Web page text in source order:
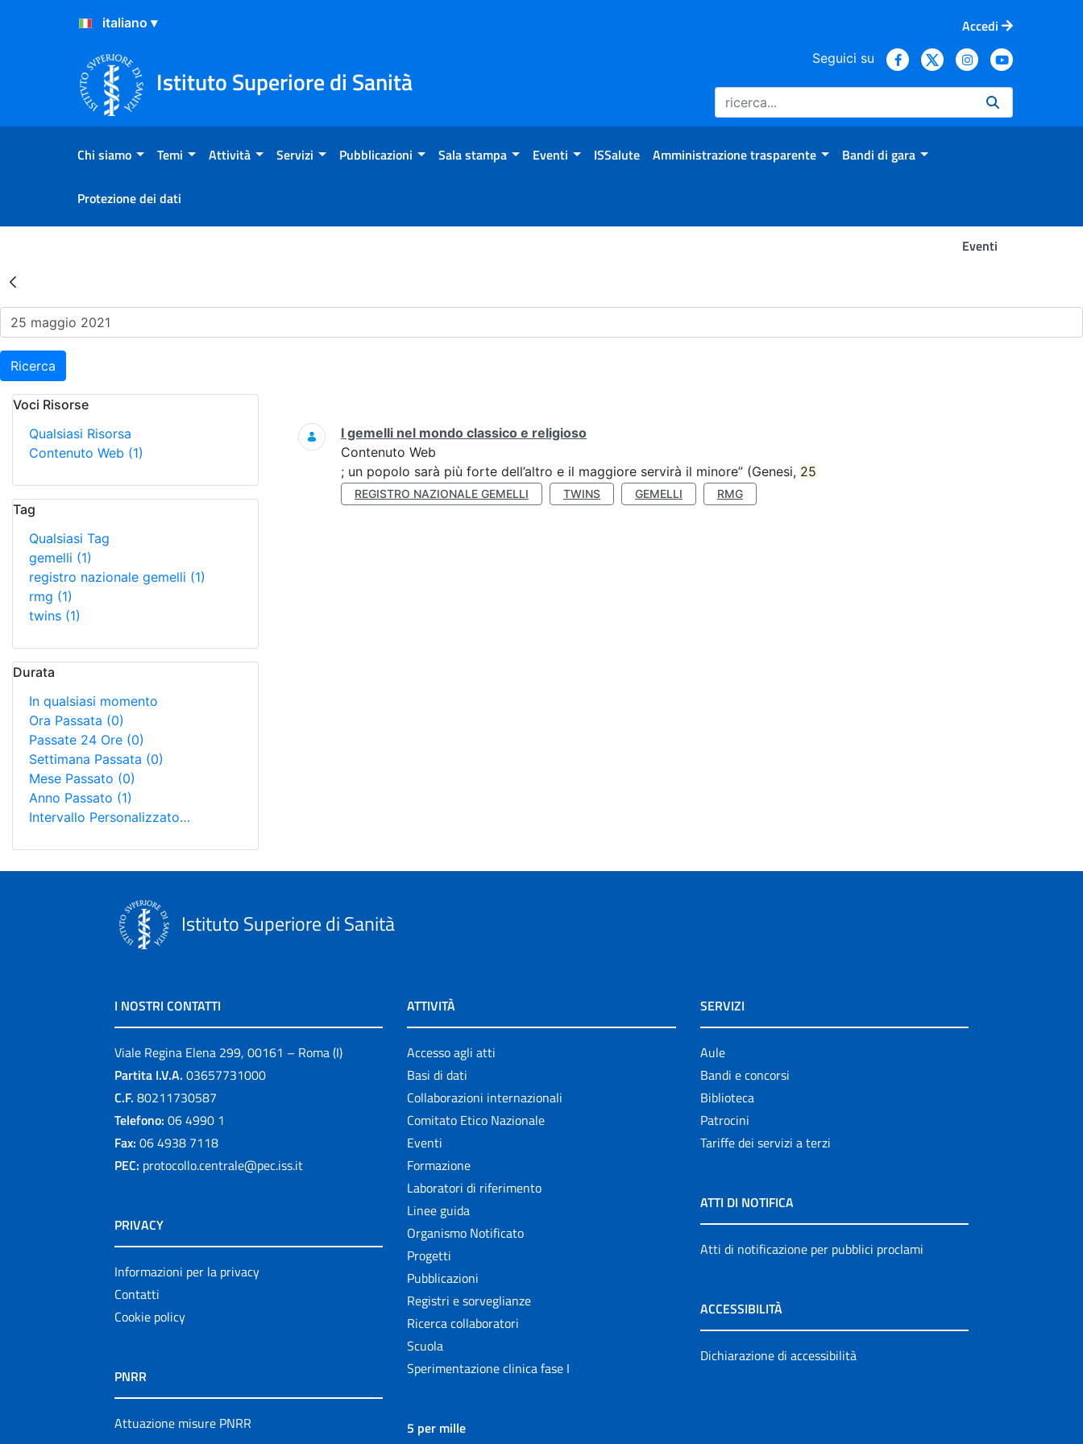
Salta al Contenuto
Salta al Footer
Accedi
Istituto Superiore di Sanità
Seguici su
Chi siamo Temi Attività Servizi Pubblicazioni Sala stampa Eventi ISSalute Amministrazione trasparente Bandi di gara
Protezione dei dati
Eventi
Risultati della Ricerca - Eventi
Ricerca
Voci Risorse
Qualsiasi Risorsa
Contenuto Web (1)
Tag
Qualsiasi Tag
gemelli (1)
registro nazionale gemelli (1)
rmg (1)
twins (1)
Durata
In qualsiasi momento
Ora Passata (0)
Passate 24 Ore (0)
Settimana Passata (0)
Mese Passato (0)
Anno Passato (1)
Intervallo Personalizzato…
Ricerca
I gemelli nel mondo classico e religioso
Contenuto Web
; un popolo sarà più forte dell’altro e il maggiore servirà il minore” (Genesi, 25
REGISTRO NAZIONALE GEMELLI TWINS GEMELLI RMG
Istituto Superiore di Sanità
I NOSTRI CONTATTI
Viale Regina Elena 299, 00161 – Roma (I)
Partita I.V.A. 03657731000
C.F. 80211730587
Telefono: 06 4990 1
Fax: 06 4938 7118
PEC: protocollo.centrale@pec.iss.it
PRIVACY
Informazioni per la privacy
Contatti
Cookie policy
PNRR
Attuazione misure PNRR
ATTIVITÀ
Accesso agli atti
Basi di dati
Collaborazioni internazionali
Comitato Etico Nazionale
Eventi
Formazione
Laboratori di riferimento
Linee guida
Organismo Notificato
Progetti
Pubblicazioni
Registri e sorveglianze
Ricerca collaboratori
Scuola
Sperimentazione clinica fase I
5 per mille
SERVIZI
Aule
Bandi e concorsi
Biblioteca
Patrocini
Tariffe dei servizi a terzi
ATTI DI NOTIFICA
Atti di notificazione per pubblici proclami
ACCESSIBILITÀ
Dichiarazione di accessibilità